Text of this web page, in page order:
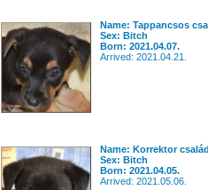
Name: Tappancsos
Sex: Bitch
Born: 2021.04.07.
Arrived: 2021.04.21.
Name: Korrektor
Sex: Bitch
Born: 2021.04.05.
Arrived: 2021.05.06.